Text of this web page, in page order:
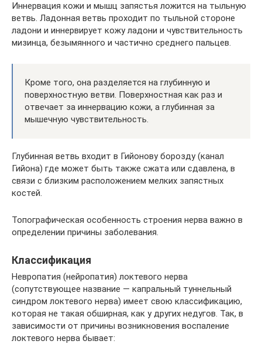
Иннервация кожи и мышц запястья ложится на тыльную
ветвь. Ладонная ветвь проходит по тыльной стороне
ладони и иннервирует кожу ладони и чувствительность
мизинца, безымянного и частично среднего пальцев.
Кроме того, она разделяется на глубинную и
поверхностную ветви. Поверхностная как раз и
отвечает за иннервацию кожи, а глубинная за
мышечную чувствительность.
Глубинная ветвь входит в Гийонову борозду (канал
Гийона) где может быть также сжата или сдавлена, в
связи с близким расположением мелких запястных
костей.
Топографическая особенность строения нерва важно в
определении причины заболевания.
Классификация
Невропатия (нейропатия) локтевого нерва
(сопутствующее название — капральный туннельный
синдром локтевого нерва) имеет свою классификацию,
которая не такая обширная, как у других недугов. Так, в
зависимости от причины возникновения воспаление
локтевого нерва бывает: